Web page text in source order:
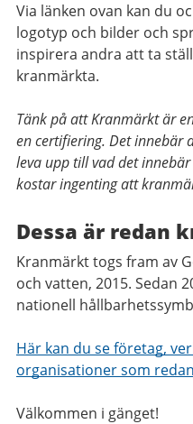
Via länken ovan kan du
logotyp och bilder och
inspirera andra att ta
kranmärkta.
Tänk på att Kranmärkt är
en certifiering. Det innebär
leva upp till vad det
kostar ingenting att
Dessa är redan
Kranmärkt togs fram av
och vatten, 2015. Sedan
nationell
Här kan du se företag,
organisationer som
Välkommen i gänget!